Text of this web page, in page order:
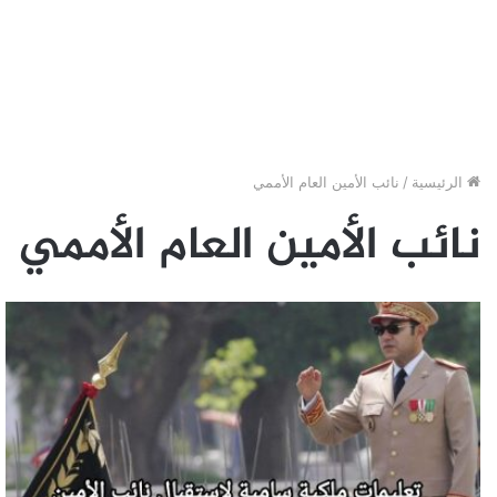
الرئيسية / نائب الأمين العام الأممي
نائب الأمين العام الأممي